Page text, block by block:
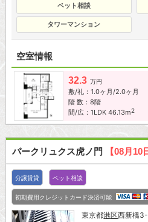
ペット相談
タワーマンション
空室情報
32.3 万円
敷/礼：1.0ヶ月/2.0ヶ月
階 数：8階
間/広：1LDK 46.13m2
パークリュクス虎ノ門 【08月10
分譲賃貸 ペット相談
初期費用クレジットカード決済可能
東京都港区西新橋